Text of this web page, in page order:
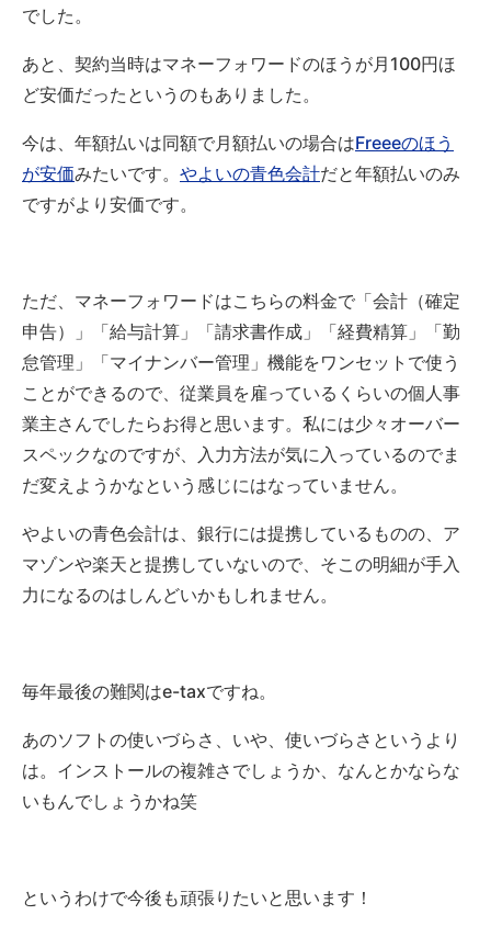
でした。
あと、契約当時はマネーフォワードのほうが月100円ほ
ど安価だったというのもありました。
今は、年額払いは同額で月額払いの場合はFreeeのほう
が安価みたいです。 やよいの青色会計だと年額払いのみ
ですがより安価です。
ただ、マネーフォワードはこちらの料金で「会計（確定
申告）」「給与計算」「請求書作成」「経費精算」「勤
怠管理」「マイナンバー管理」機能をワンセットで使う
ことができるので、従業員を雇っているくらいの個人事
業主さんでしたらお得と思います。私には少々オーバー
スペックなのですが、入力方法が気に入っているのでま
だ変えようかなという感じにはなっていません。
やよいの青色会計は、銀行には提携しているものの、ア
マゾンや楽天と提携していないので、そこの明細が手入
力になるのはしんどいかもしれません。
毎年最後の難関はe-taxですね。
あのソフトの使いづらさ、いや、使いづらさというより
は。インストールの複雑さでしょうか、なんとかならな
いもんでしょうかね笑
というわけで今後も頑張りたいと思います！